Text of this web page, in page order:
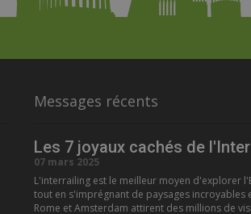
Messages récents
Les 7 joyaux cachés de
07 mars 2025
L'interrailing est le meilleur moyen d'explorer
tout en s'imprégnant de paysages incroyables
Rome et Amsterdam attirent des millions de